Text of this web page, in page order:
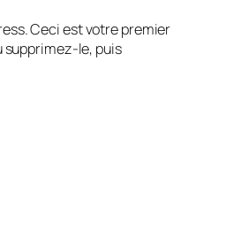
Ceci est votre premier
le, puis